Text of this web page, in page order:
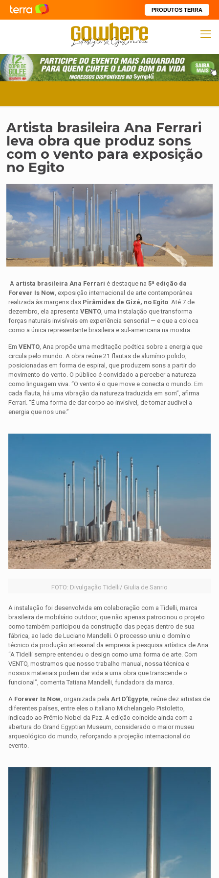
PRODUTOS TERRA
Artista brasileira Ana Ferrari
leva obra que produz sons
com o vento para exposição
no Egito
A artista brasileira Ana Ferrari é destaque na5ª edição da
Forever Is Now, exposição internacional de arte contemporânea
realizada às margens das Pirâmides de Gizé, no Egito. Até 7 de
dezembro, ela apresentaVENTO, uma instalação que transforma
forças naturais invisíveis em experiência sensorial — e que a coloca
como a única representante brasileira e sul-americana na mostra.
EmVENTO, Ana propõe uma meditação poética sobre a energia que
circula pelo mundo. A obra reúne 21 flautas de alumínio polido,
posicionadas em forma de espiral, que produzem sons a partir do
movimento do vento. O público é convidado a perceber a natureza
como linguagem viva. “O vento é o que move e conecta o mundo. Em
cada flauta, há uma vibração da natureza traduzida em som”, afirma
Ferrari. “É uma forma de dar corpo ao invisível, de tornar audível a
energia que nos une.”
FOTO: Divulgação Tidelli/ Giulia de Sanrio
A instalação foi desenvolvida em colaboração com a Tidelli, marca
brasileira de mobiliário outdoor, que não apenas patrocinou o projeto
como também participou da construção das peças dentro de sua
fábrica, ao lado de Luciano Mandelli. O processo uniu o domínio
técnico da produção artesanal da empresa à pesquisa artística de Ana.
“A Tidelli sempre entendeu o design como uma forma de arte. Com
VENTO, mostramos que nosso trabalho manual, nossa técnica e
nossos materiais podem dar vida a uma obra que transcende o
funcional”, comenta Tatiana Mandelli, fundadora da marca.
A Forever Is Now , organizada pela Art D’Égypte , reúne dez artistas de
diferentes países, entre eles o italiano Michelangelo Pistoletto,
indicado ao Prêmio Nobel da Paz. A edição coincide ainda com a
abertura do Grand Egyptian Museum, considerado o maior museu
arqueológico do mundo, reforçando a projeção internacional do
evento.